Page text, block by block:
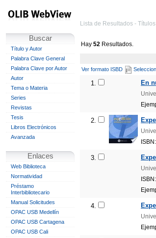
Buscar
Título y Autor
Palabra Clave General
Palabra Clave por Autor
Autor
Tema o Materia
Series
Revistas
Tesis
Libros Electrónicos
Avanzada
Enlaces
Web Biblioteca
Normatividad
Préstamo
Interbibliotecario
Manual Solicitudes
OPAC USB Medellín
OPAC USB Cartagena
OPAC USB Cali
Lista de Resultados -
Hay 52 Resultados.
Ver formato ISBD
1. En
2.
3.
4.